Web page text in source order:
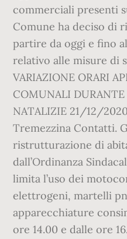
commerciali presenti
Comune ha deciso di
partire da oggi e fino
relativo alle misure di
VARIAZIONE ORARI
COMUNALI DURANTE
NATALIZIE 21/12/
Tremezzina Contatti.
ristrutturazione di
dall’Ordinanza
limita l’uso dei
elettrogeni, martelli
apparecchiature
ore 14.00 e dalle ore